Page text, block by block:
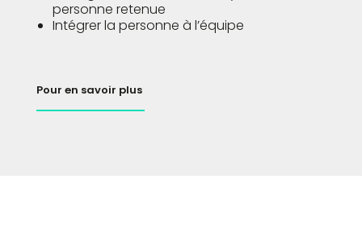
personne retenue
Intégrer la personne à l’équipe
Pour en savoir plus